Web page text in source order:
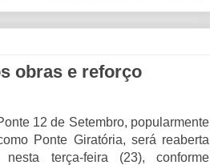
obras e reforço
12 de Setembro, popularmente
Ponte Giratória, será reaberta
terça-feira (23), conforme